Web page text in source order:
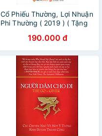
Cổ Phiếu Thường, Lợi Nhuận
Phi Thường ( 2019 ) ( Tặng
190.000 đ